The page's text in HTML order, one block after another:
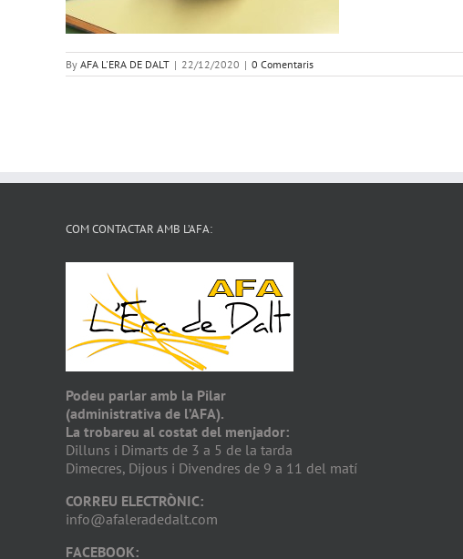
By AFA L'ERA DE DALT | 22/12/2020 | 0 Comentaris
COM CONTACTAR AMB L’AFA:
Podeu parlar amb la Pilar
(administrativa de l’AFA).
La trobareu al costat del menjador:
Dilluns i Dimarts de 3 a 5 de la tarda
Dimecres, Dijous i Divendres de 9 a 11 del matí
CORREU ELECTRÒNIC:
info@afaleradedalt.com
FACEBOOK: